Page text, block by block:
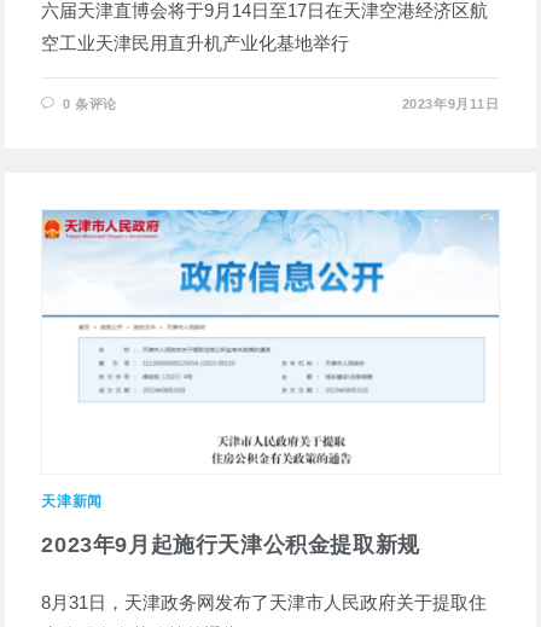
六届天津直博会将于9月14日至17日在天津空港经济区航
空工业天津民用直升机产业化基地举行
0 条评论 2023年9月11日
天津新闻
2023年9月起施行天津公积金提取新规
8月31日，天津政务网发布了天津市人民政府关于提取住